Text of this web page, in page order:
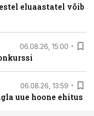
eluaastatel võib
06.08.26, 15:00
06.08.26, 13:59
uue hoone ehitus